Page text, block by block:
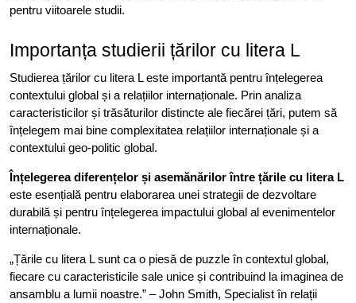
pentru viitoarele studii.
Importanța studierii țărilor cu litera L
Studierea țărilor cu litera L este importantă pentru înțelegerea
contextului global și a relațiilor internaționale. Prin analiza
caracteristicilor și trăsăturilor distincte ale fiecărei țări, putem să
înțelegem mai bine complexitatea relațiilor internaționale și a
contextului geo-politic global.
Înțelegerea diferențelor și asemănărilor între țările cu litera L
este esențială pentru elaborarea unei strategii de dezvoltare
durabilă și pentru înțelegerea impactului global al evenimentelor
internaționale.
„Țările cu litera L sunt ca o piesă de puzzle în contextul global,
fiecare cu caracteristicile sale unice și contribuind la imaginea de
ansamblu a lumii noastre.” – John Smith, Specialist în relații